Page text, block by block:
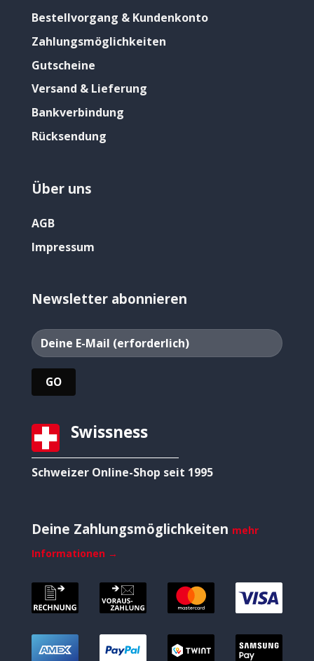
Bestellvorgang & Kundenkonto
Zahlungsmöglichkeiten
Gutscheine
Versand & Lieferung
Bankverbindung
Rücksendung
Über uns
AGB
Impressum
Newsletter abonnieren
Swissness
Schweizer Online-Shop seit 1995
Deine Zahlungsmöglichkeiten mehr
Informationen →